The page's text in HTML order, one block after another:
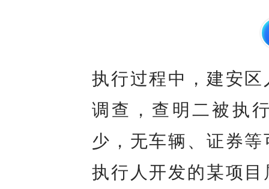
执行过程中，建安
调查，查明二被执
少，无车辆、证券
执行人开发的某项